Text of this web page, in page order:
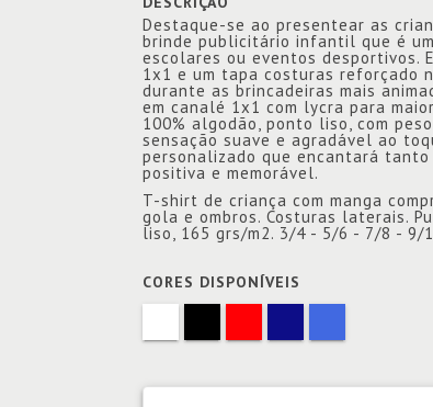
Destaque-se ao presentear as
brinde publicitário infantil que é
escolares ou eventos desportivos.
1x1 e um tapa costuras reforçado
durante as brincadeiras mais
em canalé 1x1 com lycra para
100% algodão, ponto liso, com
sensação suave e agradável ao
personalizado que encantará tanto
positiva e memorável.
T-shirt de criança com manga
gola e ombros. Costuras laterais.
liso, 165 grs/m2. 3/4 - 5/6 - 7/8 - 9/
CORES DISPONÍVEIS